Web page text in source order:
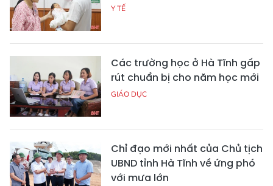
Y TẾ
Các trường học ở Hà Tĩnh gấp
rút chuẩn bị cho năm học mới
GIÁO DỤC
Chỉ đạo mới nhất của Chủ tịch
UBND tỉnh Hà Tĩnh về ứng phó
với mưa lớn